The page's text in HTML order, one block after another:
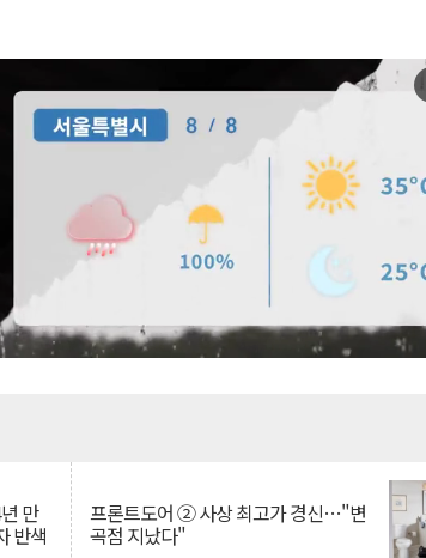
만
반색
프론트도어 ② 사상 최고가 경신…"변
곡점 지났다"